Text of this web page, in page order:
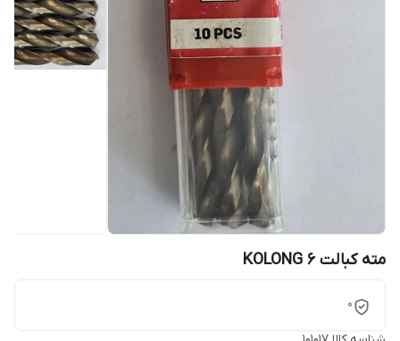
مته کبالت 6 KOLONG
0